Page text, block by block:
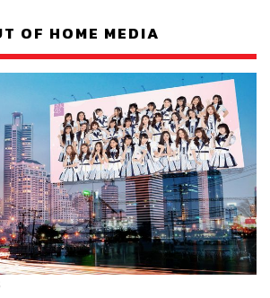
OF HOME MEDIA